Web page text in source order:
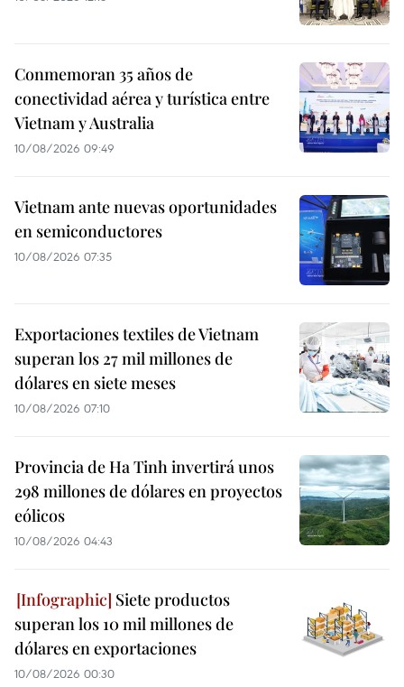
Conmemoran 35 años de
conectividad aérea y turística entre
Vietnam y Australia
10/08/2026 09:49
Vietnam ante nuevas oportunidades
en semiconductores
10/08/2026 07:35
Exportaciones textiles de Vietnam
superan los 27 mil millones de
dólares en siete meses
10/08/2026 07:10
Provincia de Ha Tinh invertirá unos
298 millones de dólares en proyectos
eólicos
10/08/2026 04:43
Siete productos
superan los 10 mil millones de
dólares en exportaciones
10/08/2026 00:30